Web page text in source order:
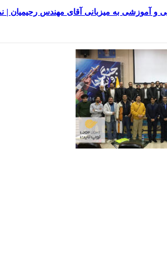
آموزشی به میزبانی آقای مهندس رحیمیان |